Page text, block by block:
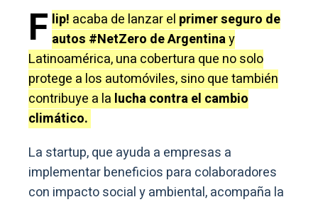
F lip! acaba de lanzar el primer seguro de
autos #NetZero de Argentinay
Latinoamérica, una cobertura que no solo
protege a los automóviles, sino que también
contribuye a la lucha contra el cambio
climático.
La startup, que ayuda a empresas a
implementar beneficios para colaboradores
con impacto social y ambiental, acompaña la